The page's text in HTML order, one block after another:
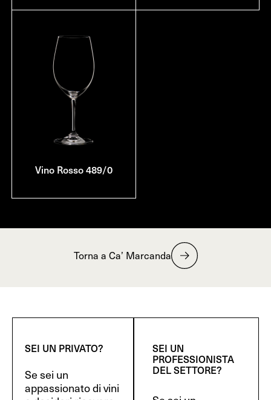
Vino Rosso 489/0
Torna a Ca’ Marcanda
SEI UN PRIVATO?
Se sei un
appassionato di vini
SEI UN
PROFESSIONISTA
DEL SETTORE?